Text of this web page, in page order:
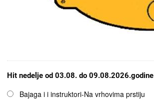
Hit nedelje od 03.08. do 09.08.2026.godine
OpcijeBajaga i i instruktori-Na vrhovima prstiju